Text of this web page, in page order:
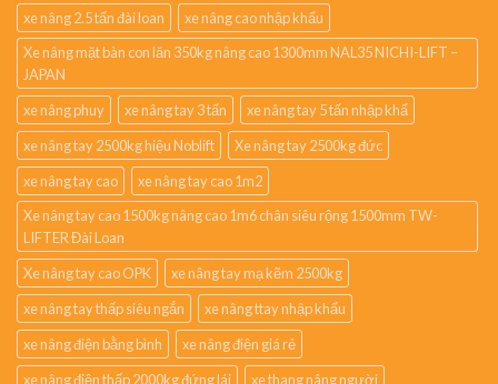
xe nâng 2.5 tấn đài loan
xe nâng cao nhập khẩu
Xe nâng mặt bàn con lăn 350kg nâng cao 1300mm NAL35 NICHI-LIFT –
JAPAN
xe nâng phuy
xe nâng tay 3 tấn
xe nâng tay 5 tấn nhập khẩ
xe nâng tay 2500kg hiệu Noblift
Xe nâng tay 2500kg đức
xe nâng tay cao
xe nâng tay cao 1m2
Xe nâng tay cao 1500kg nâng cao 1m6 chân siêu rộng 1500mm TW-
LIFTER Đài Loan
Xe nâng tay cao OPK
xe nâng tay mạ kẽm 2500kg
xe nâng tay thấp siêu ngắn
xe nâng ttay nhập khẩu
xe nâng điện bằng bình
xe nâng điện giá rẻ
xe nâng điện thấp 2000kg đứng lái
xe thang nâng người